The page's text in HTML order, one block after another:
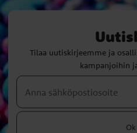
Tilaa uutiskirjeemme ja
kampanjoihin
Ok